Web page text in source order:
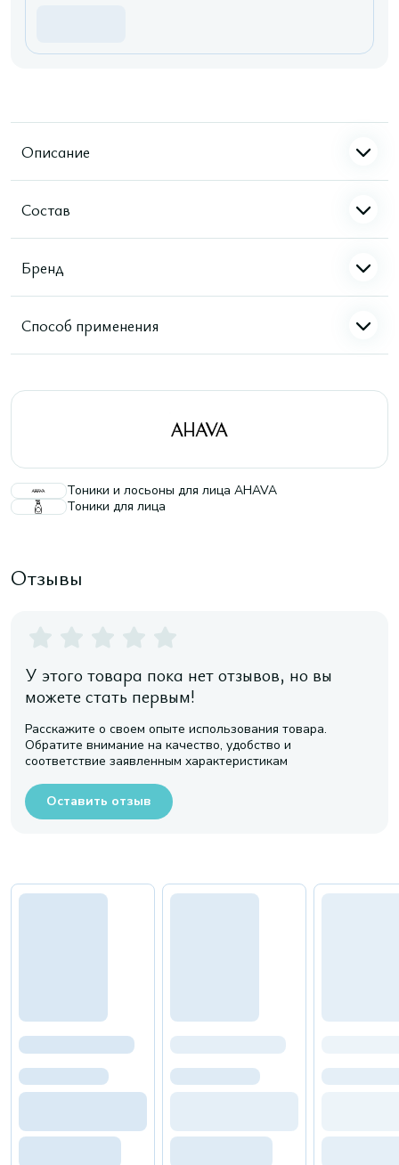
Описание
Состав
Бренд
Способ применения
Тоники и лосьоны для лица AHAVA
Тоники для лица
Отзывы
У этого товара пока нет отзывов, но вы
можете стать первым!
Расскажите о своем опыте использования товара.
Обратите внимание на качество, удобство и
соответствие заявленным характеристикам
Оставить отзыв